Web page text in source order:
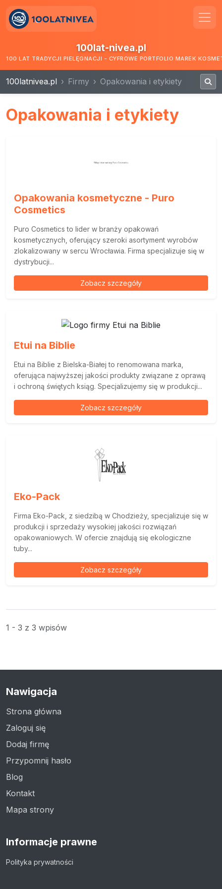
100lat-nivea.pl
100 LAT TRADYCJI PIELĘGNACJI - CYFROWE PORTFOLIO MAREK
100latnivea.pl Firmy Opakowania i etykiety
Opakowania i etykiety
Opakowania kosmetyczne - Puro
Cosmetics
Puro Cosmetics to lider w branży opakowań
kosmetycznych, oferujący szeroki asortyment wyrobów
zlokalizowany w sercu Wrocławia. Firma specjalizuje się w
dystrybucji...
Zobacz szczegóły
Etui na Biblie
Etui na Biblie z Bielska-Białej to renomowana marka,
oferująca najwyższej jakości produkty związane z oprawą
i ochroną świętych ksiąg. Specjalizujemy się w produkcji...
Zobacz szczegóły
Eko-Pack
Firma Eko-Pack, z siedzibą w Chodzieży, specjalizuje się w
produkcji i sprzedaży wysokiej jakości rozwiązań
opakowaniowych. W ofercie znajdują się ekologiczne
tuby...
Zobacz szczegóły
1 - 3 z 3 wpisów
Nawigacja
Strona główna
Zaloguj się
Dodaj firmę
Przypomnij hasło
Blog
Kontakt
Mapa strony
Informacje prawne
Polityka prywatności